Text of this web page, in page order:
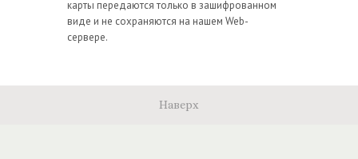
карты передаются только в зашифрованном
виде и не сохраняются на нашем Web-
сервере.
Наверх